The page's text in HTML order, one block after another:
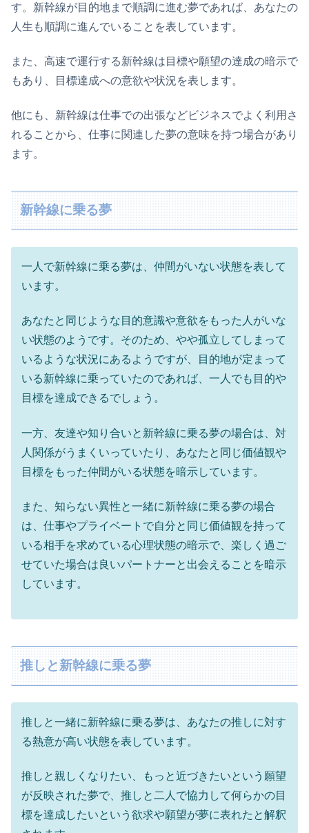
す。新幹線が目的地まで順調に進む夢であれば、あなたの
人生も順調に進んでいることを表しています。
また、高速で運行する新幹線は目標や願望の達成の暗示で
もあり、目標達成への意欲や状況を表します。
他にも、新幹線は仕事での出張などビジネスでよく利用さ
れることから、仕事に関連した夢の意味を持つ場合があり
ます。
新幹線に乗る夢
一人で新幹線に乗る夢は、仲間がいない状態を表して
います。
あなたと同じような目的意識や意欲をもった人がいな
い状態のようです。そのため、やや孤立してしまって
いるような状況にあるようですが、目的地が定まって
いる新幹線に乗っていたのであれば、一人でも目的や
目標を達成できるでしょう。
一方、友達や知り合いと新幹線に乗る夢の場合は、対
人関係がうまくいっていたり、あなたと同じ価値観や
目標をもった仲間がいる状態を暗示しています。
また、知らない異性と一緒に新幹線に乗る夢の場合
は、仕事やプライベートで自分と同じ価値観を持って
いる相手を求めている心理状態の暗示で、楽しく過ご
せていた場合は良いパートナーと出会えることを暗示
しています。
推しと新幹線に乗る夢
推しと一緒に新幹線に乗る夢は、あなたの推しに対す
る熱意が高い状態を表しています。
推しと親しくなりたい、もっと近づきたいという願望
が反映された夢で、推しと二人で協力して何らかの目
標を達成したいという欲求や願望が夢に表れたと解釈